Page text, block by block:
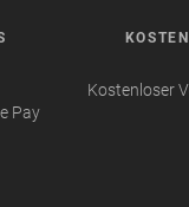
Pay
Kostenloser